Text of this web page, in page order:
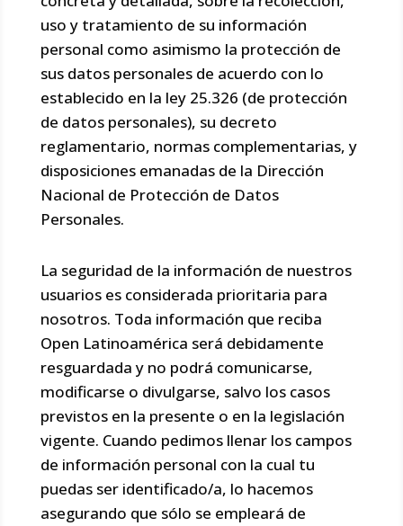
uso y tratamiento de su información
personal como asimismo la protección de
sus datos personales de acuerdo con lo
establecido en la ley 25.326 (de protección
de datos personales), su decreto
reglamentario, normas complementarias, y
disposiciones emanadas de la Dirección
Nacional de Protección de Datos
Personales.
La seguridad de la información de nuestros
usuarios es considerada prioritaria para
nosotros. Toda información que reciba
Open Latinoamérica será debidamente
resguardada y no podrá comunicarse,
modificarse o divulgarse, salvo los casos
previstos en la presente o en la legislación
vigente. Cuando pedimos llenar los campos
de información personal con la cual tu
puedas ser identificado/a, lo hacemos
asegurando que sólo se empleará de